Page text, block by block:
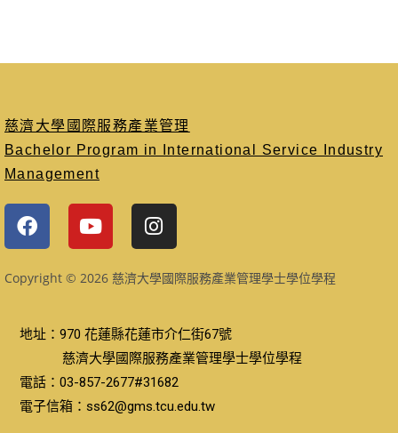
慈濟大學國際服務產業管理
Bachelor Program in International Service Industry
Management
Copyright © 2026 慈濟大學國際服務產業管理學士學位學程
地址：970 花蓮縣花蓮市介仁街67號
慈濟大學國際服務產業管理學士學位學程
電話：03-857-2677#31682
電子信箱：ss62@gms.tcu.edu.tw